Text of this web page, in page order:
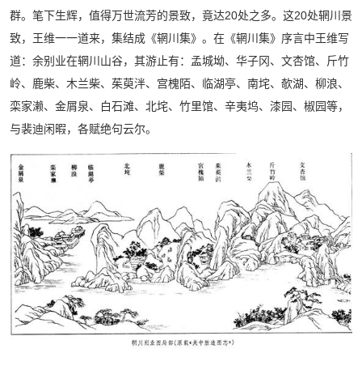
群。笔下生辉，值得万世流芳的景致，竟达20处之多。这20处辋川景
致，王维一一道来，集结成《辋川集》。在《辋川集》序言中王维写
道：余别业在辋川山谷，其游止有：孟城坳、华子冈、文杏馆、斤竹
岭、鹿柴、木兰柴、茱萸泮、宫槐陌、临湖亭、南垞、欹湖、柳浪、
栾家濑、金屑泉、白石滩、北垞、竹里馆、辛夷坞、漆园、椒园等，
与裴迪闲暇，各赋绝句云尔。